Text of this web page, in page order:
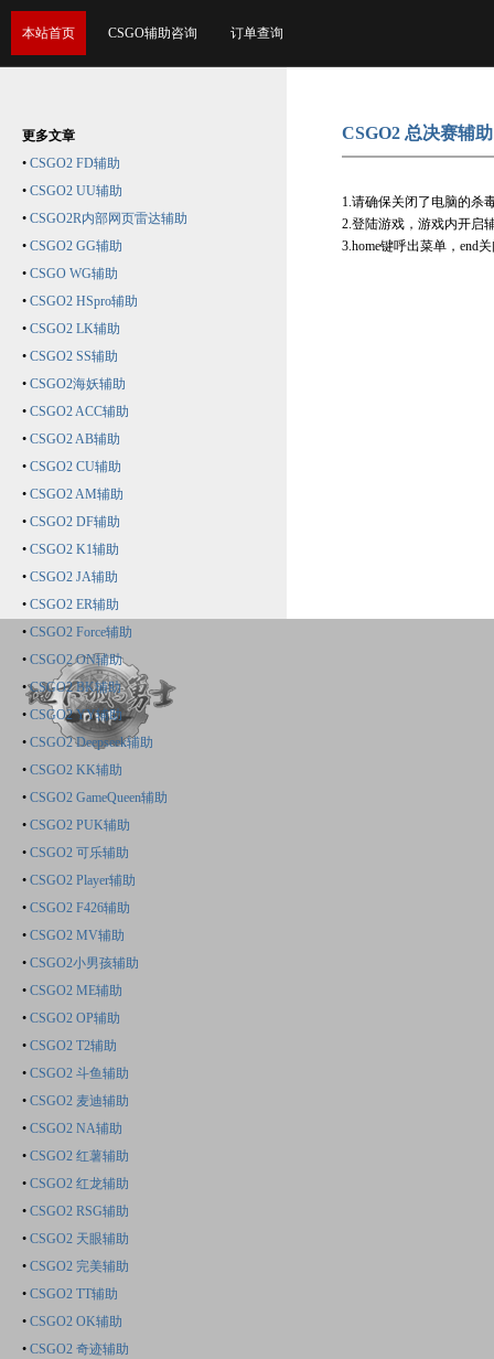
本站首页 CSGO辅助咨询 订单查询
更多文章
• CSGO2 FD辅助
• CSGO2 UU辅助
• CSGO2R内部网页雷达辅助
• CSGO2 GG辅助
• CSGO WG辅助
• CSGO2 HSpro辅助
• CSGO2 LK辅助
• CSGO2 SS辅助
• CSGO2海妖辅助
• CSGO2 ACC辅助
• CSGO2 AB辅助
• CSGO2 CU辅助
• CSGO2 AM辅助
• CSGO2 DF辅助
• CSGO2 K1辅助
• CSGO2 JA辅助
• CSGO2 ER辅助
• CSGO2 Force辅助
• CSGO2 ON辅助
•CSGO2 BK辅助
• CSGO2 YY辅助
• CSGO2 Deepseek辅助
• CSGO2 KK辅助
• CSGO2 GameQueen辅助
• CSGO2 PUK辅助
• CSGO2 可乐辅助
• CSGO2 Player辅助
• CSGO2 F426辅助
• CSGO2 MV辅助
• CSGO2小男孩辅助
• CSGO2 ME辅助
• CSGO2 OP辅助
• CSGO2 T2辅助
• CSGO2 斗鱼辅助
• CSGO2 麦迪辅助
• CSGO2 NA辅助
• CSGO2 红薯辅助
• CSGO2 红龙辅助
• CSGO2 RSG辅助
• CSGO2 天眼辅助
• CSGO2 完美辅助
• CSGO2 TT辅助
• CSGO2 OK辅助
• CSGO2 奇迹辅助
CSGO2 总决赛辅助
1.请确保关闭了电脑的杀
2.登陆游戏，游戏内开启
3.home键呼出菜单，end